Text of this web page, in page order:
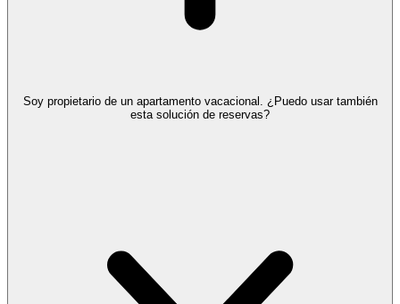
Soy propietario de un apartamento vacacional. ¿Puedo usar también
esta solución de reservas?